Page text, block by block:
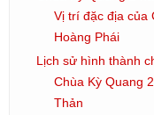
Vị trí đặc địa của
Hoàng Phái
Lịch sử hình thành
Chùa Kỳ Quang
Thản